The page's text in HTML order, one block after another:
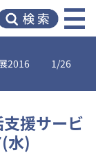
ス展2016 1/26
支援サービ
)